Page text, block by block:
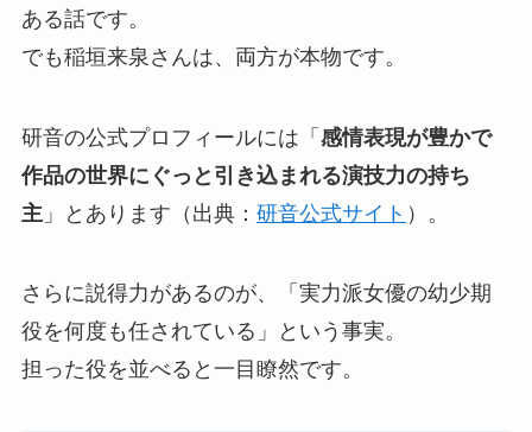
ある話です。
でも稲垣来泉さんは、両方が本物です。
研音の公式プロフィールには「 感情表現が豊かで
作品の世界にぐっと引き込まれる演技力の持ち
主 」とあります（出典： 研音公式サイト ）。
さらに説得力があるのが、「実力派女優の幼少期
役を何度も任されている」という事実。
担った役を並べると一目瞭然です。